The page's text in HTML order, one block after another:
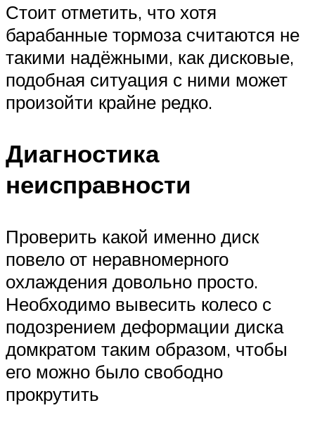
Стоит отметить, что хотя
барабанные тормоза считаются не
такими надёжными, как дисковые,
подобная ситуация с ними может
произойти крайне редко.
Диагностика
неисправности
Проверить какой именно диск
повело от неравномерного
охлаждения довольно просто.
Необходимо вывесить колесо с
подозрением деформации диска
домкратом таким образом, чтобы
его можно было свободно
прокрутить